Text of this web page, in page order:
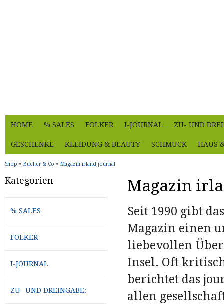
HOME % SALES FOLKER I-JOURNAL ZU- UND
GESCHENKE KLEIDUNG & BEAUTY SCHMUCK HAUS
Shop » Bücher & Co » Magazin irland journal
Magazin
Seit 1990 gibt
Magazin einen
liebevollen
Insel. Oft
berichtet das
allen
Kategorien
% SALES
FOLKER
I-JOURNAL
ZU- UND DREINGABE: